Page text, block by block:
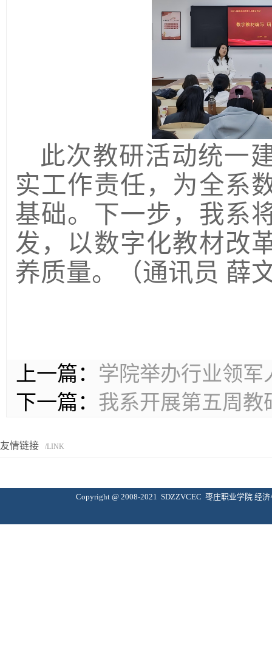
此次教研活动统一
实工作责任，为全系
基础。下一步，我系
发，以数字化教材改
养质量。（通讯员 薛
上一篇： 学院举办行业领军
下一篇： 我系开展第五周教
友情链接 /LINK
Copyright @ 2008-2021 SDZZVCEC 枣庄职业学院